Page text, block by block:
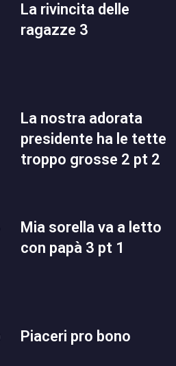
la rivincita delle
ragazze 3
la nostra adorata
presidente ha le tette
troppo grosse 2 pt 2
mia sorella va a letto
con papà 3 pt 1
piaceri pro bono